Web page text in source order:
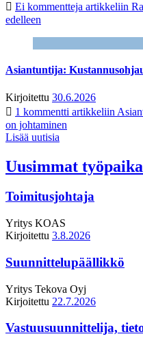
Ei kommentteja artikkeliin
edelleen
Asiantuntija:
Kirjoitettu 30.6.2026
1 kommentti artikkeliin
on johtaminen
Lisää uutisia
Uusimmat
Toimitusjohtaja
Yritys KOAS
Kirjoitettu 3.8.2026
Suunnittelupäällikkö
Yritys Tekova Oyj
Kirjoitettu 22.7.2026
Vastuusuunnittelija,